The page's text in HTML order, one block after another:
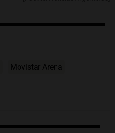
Movistar Arena